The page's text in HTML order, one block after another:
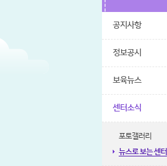
공지사항
정보공시
보육뉴스
센터소식
포토갤러리
뉴스로 보는 센터